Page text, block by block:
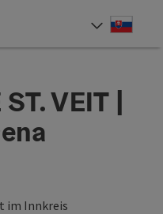
VEIT |
im Innkreis